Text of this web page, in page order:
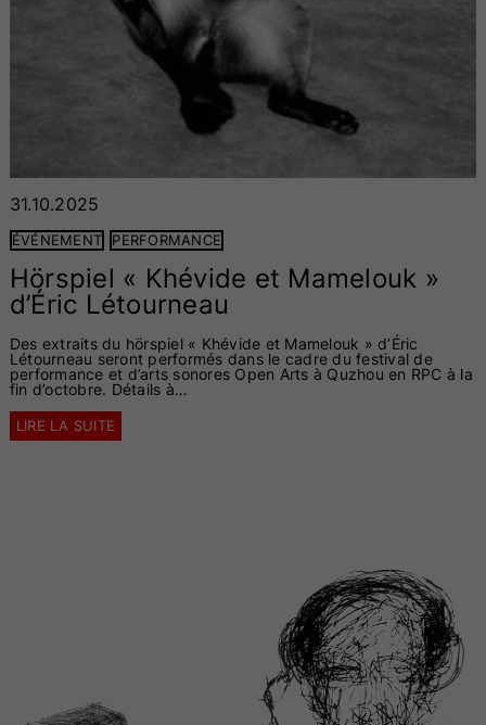
31.10.2025
ÉVÉNEMENT PERFORMANCE
Hörspiel « Khévide et Mamelouk »
d’Éric Létourneau
Des extraits du hörspiel « Khévide et Mamelouk » d’Éric
Létourneau seront performés dans le cadre du festival de
performance et d’arts sonores Open Arts à Quzhou en RPC à la
fin d’octobre. Détails à…
LIRE LA SUITE